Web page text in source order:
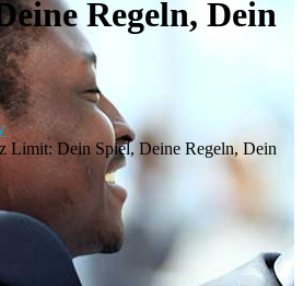
Regeln, Dein
Limit: Dein Spiel, Deine Regeln, Dein